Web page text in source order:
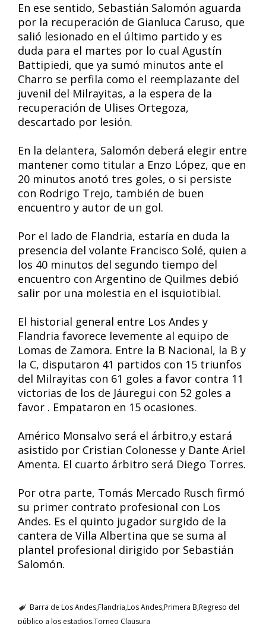
En ese sentido, Sebastián Salomón aguarda
por la recuperación de Gianluca Caruso, que
salió lesionado en el último partido y es
duda para el martes por lo cual Agustín
Battipiedi, que ya sumó minutos ante el
Charro se perfila como el reemplazante del
juvenil del Milrayitas, a la espera de la
recuperación de Ulises Ortegoza,
descartado por lesión.
En la delantera, Salomón deberá elegir entre
mantener como titular a Enzo López, que en
20 minutos anotó tres goles, o si persiste
con Rodrigo Trejo, también de buen
encuentro y autor de un gol.
Por el lado de Flandria, estaría en duda la
presencia del volante Francisco Solé, quien a
los 40 minutos del segundo tiempo del
encuentro con Argentino de Quilmes debió
salir por una molestia en el isquiotibial.
El historial general entre Los Andes y
Flandria favorece levemente al equipo de
Lomas de Zamora. Entre la B Nacional, la B y
la C, disputaron 41 partidos con 15 triunfos
del Milrayitas con 61 goles a favor contra 11
victorias de los de Jáuregui con 52 goles a
favor . Empataron en 15 ocasiones.
Américo Monsalvo será el árbitro,y estará
asistido por Cristian Colonesse y Dante Ariel
Amenta. El cuarto árbitro será Diego Torres.
Por otra parte, Tomás Mercado Rusch firmó
su primer contrato profesional con Los
Andes. Es el quinto jugador surgido de la
cantera de Villa Albertina que se suma al
plantel profesional dirigido por Sebastián
Salomón.
Barra de Los AndesFlandria Los AndesPrimera B Regreso del
público a los estadiosTorneo Clausura